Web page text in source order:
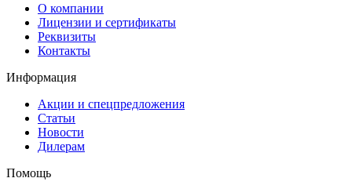
О компании
Лицензии и сертификаты
Реквизиты
Контакты
Информация
Акции и спецпредложения
Статьи
Новости
Дилерам
Помощь